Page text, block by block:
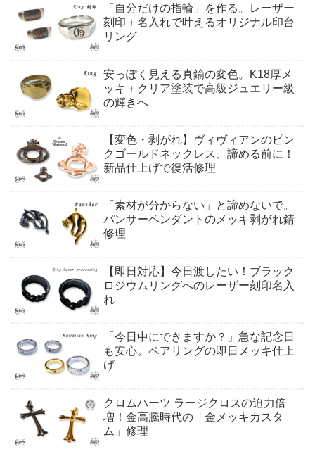
「自分だけの指輪」を作る。レーザー
刻印＋名入れで叶えるオリジナル印台
リング
安っぽく見える真鍮の変色。K18厚メ
ッキ＋クリア塗装で高級ジュエリー級
の輝きへ
【変色・剥がれ】ヴィヴィアンのピン
クゴールドネックレス、諦める前に！
新品仕上げで復活修理
「素材が分からない」と諦めないで。
パンサーペンダントのメッキ剥がれ錆
修理
【即日対応】今日渡したい！ブラック
ロジウムリングへのレーザー刻印名入
れ
「今日中にできますか？」急な記念日
も安心。ペアリングの即日メッキ仕上
げ
クロムハーツ ラージクロスの迫力倍
増！金高騰時代の「金メッキカスタ
ム」修理